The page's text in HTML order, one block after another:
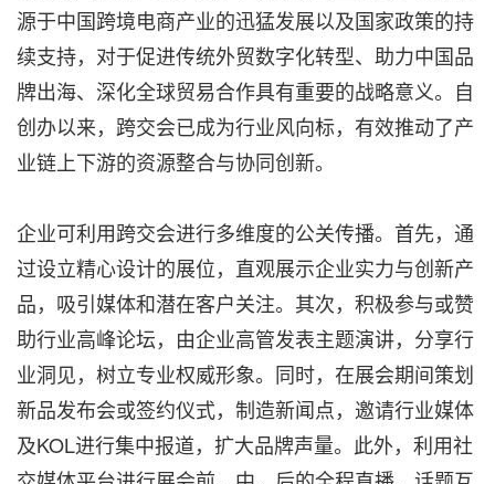
源于中国跨境电商产业的迅猛发展以及国家政策的持
续支持，对于促进传统外贸数字化转型、助力中国品
牌出海、深化全球贸易合作具有重要的战略意义。自
创办以来，跨交会已成为行业风向标，有效推动了产
业链上下游的资源整合与协同创新。
企业可利用跨交会进行多维度的公关传播。首先，通
过设立精心设计的展位，直观展示企业实力与创新产
品，吸引媒体和潜在客户关注。其次，积极参与或赞
助行业高峰论坛，由企业高管发表主题演讲，分享行
业洞见，树立专业权威形象。同时，在展会期间策划
新品发布会或签约仪式，制造新闻点，邀请行业媒体
及KOL进行集中报道，扩大品牌声量。此外，利用社